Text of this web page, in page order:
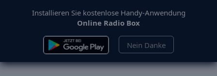
Installieren Sie kostenlose Handy-Anwendung
Online Radio Box
Nein Danke